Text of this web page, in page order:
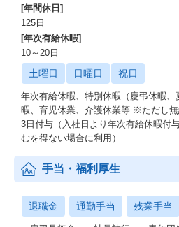
[年間休日]
125日
[年次有給休暇]
10～20日
土曜日 日曜日 祝日
年次有給休暇、特別休暇（慶弔休暇
暇、育児休業、介護休業等 ※ただし
3日付与（入社日より年次有給休暇付
むを得ない場合に利用）
手当・福利厚生
退職金 通勤手当 残業手当